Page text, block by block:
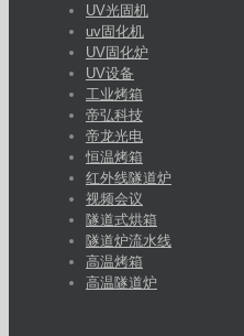
UV光固机
uv固化机
UV固化炉
UV设备
工业烤箱
帝弘科技
帝龙光电
恒温烤箱
红外线隧道炉
视频会议
隧道式烘箱
隧道炉流水线
高温烤箱
高温隧道炉